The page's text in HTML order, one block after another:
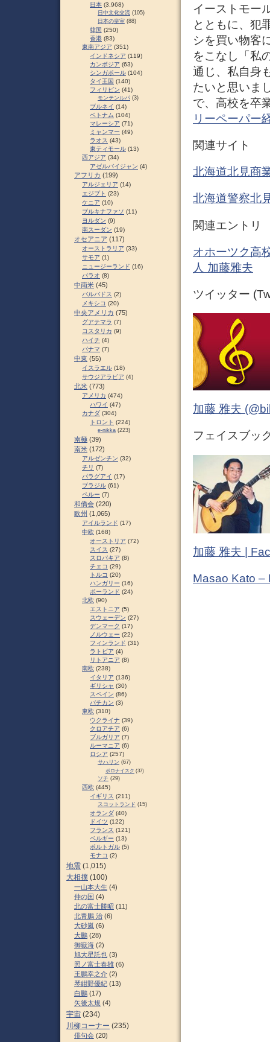
イーストモー
とともに、犯
シを買い物客
をこなし「私
通じ、私自身
たいと思いま
で、高校を卒
リーペーパー
関連サイト
北海道北見商
北海道警察北
関連エントリ
オホーツク高
人 加藤雅夫
ツイッター
加藤 雅夫
フェイスブッ
加藤 雅夫 |
Masao Kato –
日本 (3,968)
日中文化交流 (105)
日本の皇室 (88)
韓国 (250)
香港 (83)
東南アジア (351)
インドネシア (119)
カンボジア (63)
シンガポール (104)
タイ王国 (140)
フィリピン (41)
モンテンルパ (3)
ブルネイ (14)
ベトナム (104)
マレーシア (71)
ミャンマー (49)
ラオス (43)
東ティモール (13)
西アジア (34)
アゼルバイジャン (4)
アフリカ (199)
アルジェリア (14)
エジプト (23)
ケニア (10)
ブルキナファソ (11)
ヨルダン (9)
南スーダン (19)
オセアニア (117)
オーストラリア (33)
サモア (1)
ニュージーランド (16)
パラオ (8)
中南米 (45)
バルバドス (2)
メキシコ (20)
中央アメリカ (75)
グアテマラ (7)
コスタリカ (9)
ハイチ (4)
パナマ (7)
中東 (55)
イスラエル (18)
サウジアラビア (4)
北米 (773)
アメリカ (474)
ハワイ (47)
カナダ (304)
トロント (224)
e-nikka (223)
南極 (39)
南米 (172)
アルゼンチン (32)
チリ (7)
パラグアイ (17)
ブラジル (61)
ペルー (7)
和僑会 (220)
欧州 (1,065)
アイルランド (17)
中欧 (168)
オーストリア (72)
スイス (27)
スロパキア (8)
チェコ (29)
トルコ (20)
ハンガリー (16)
ポーランド (24)
北欧 (90)
エストニア (5)
スウェーデン (27)
デンマーク (17)
ノルウェー (22)
フィンランド (31)
ラトビア (4)
リトアニア (8)
南欧 (238)
イタリア (136)
ギリシャ (30)
スペイン (86)
バチカン (3)
東欧 (310)
ウクライナ (39)
クロアチア (6)
ブルガリア (7)
ルーマニア (6)
ロシア (257)
サハリン (67)
ポロナイスク (37)
ソチ (29)
西欧 (445)
イギリス (211)
スコットランド (15)
オランダ (40)
ドイツ (122)
フランス (121)
ベルギー (13)
ポルトガル (5)
モナコ (2)
地震 (1,015)
大相撲 (100)
一山本大生 (4)
仲の国 (4)
北の富士勝昭 (11)
北青鵬 治 (6)
大砂嵐 (6)
大鵬 (28)
御嶽海 (2)
旭大星託也 (3)
照ノ富士春雄 (6)
王鵬幸之介 (2)
琴紺野優紀 (13)
白鵬 (17)
矢後太規 (4)
宇宙 (234)
川柳コーナー (235)
俳句会 (20)